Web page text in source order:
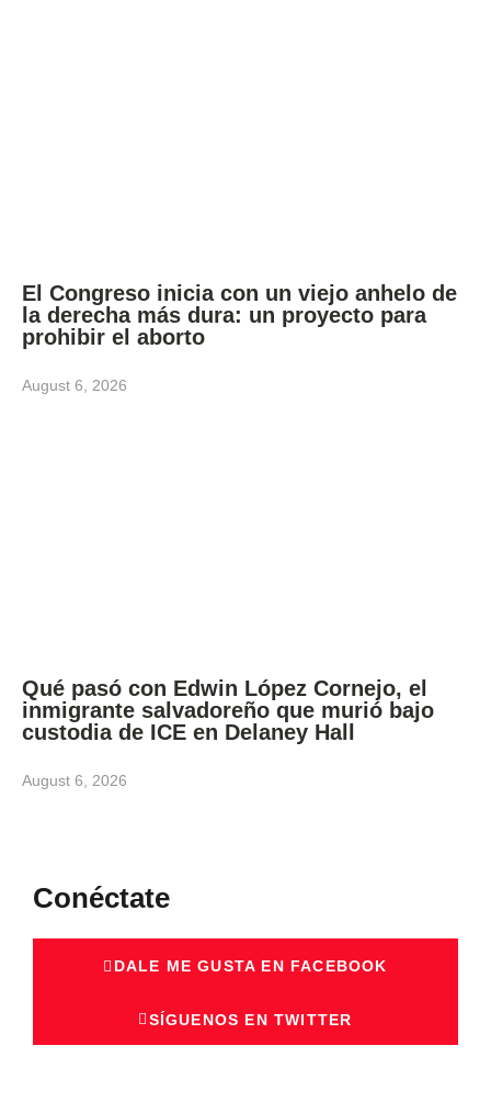
El Congreso inicia con un viejo anhelo de
la derecha más dura: un proyecto para
prohibir el aborto
August 6, 2026
Qué pasó con Edwin López Cornejo, el
inmigrante salvadoreño que murió bajo
custodia de ICE en Delaney Hall
August 6, 2026
Conéctate
DALE ME GUSTA EN FACEBOOK
SÍGUENOS EN TWITTER